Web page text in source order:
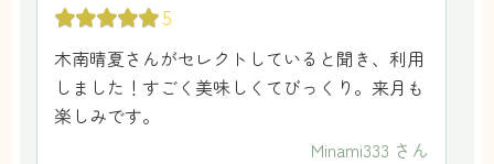
5
木南晴夏さんがセレクトしていると聞き、利用
しました！すごく美味しくてびっくり。来月も
楽しみです。
Minami333 さん